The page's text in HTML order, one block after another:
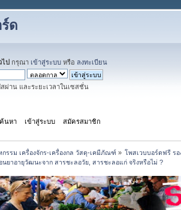
ด
ป กรุณา เข้าสู่ระบบ หรือ ลงทะเบียน
ผ่าน และระยะเวลาในเซสชั่น
ค้นหา เข้าสู่ระบบ สมัครสมาชิก
กรรม เครื่องจักร-เครื่องกล วัสดุ-เคมีภัณฑ์ » โพสเวบบอร์ดฟรี รอ
ยาอายุวัฒนะจาก สารชะลอวัย, สารชะลอแก่ จริงหรือไม่ ?